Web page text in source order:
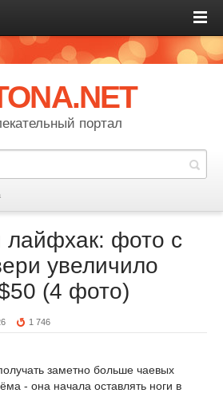
портал
лайфхак: фото с
увеличило
(4 фото)
1 746
заметно больше чаевых
- она начала оставлять ноги в